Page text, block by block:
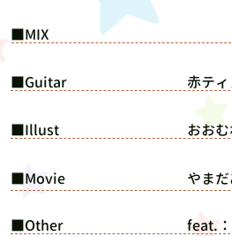
​■MIX
​■Guitar 赤テ
​■Illust おお
​■Movie やま
​■Other feat.